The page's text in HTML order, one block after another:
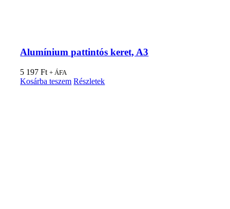
Alumínium pattintós keret, A3
5 197Ft + ÁFA
Kosárba teszem Részletek